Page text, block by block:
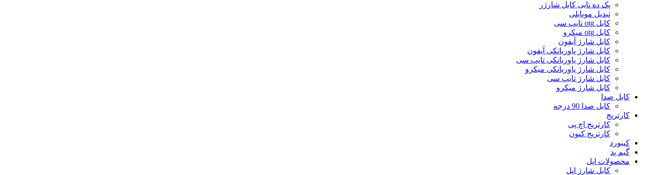
پک ده تایی کابل شارژر
تبدیل موبایلی
کابل otg تایپ سی
کابل otg میکرو
کابل شارژ آیفون
کابل شارژ پاوربانکی آیفون
کابل شارژ پاوربانکی تایپ سی
کابل شارژ پاوربانکی میکرو
کابل شارژ تایپ سی
کابل شارژ میکرو
کابل صدا
کابل صدا 90 درجه
کارتریج
کارتریج اچ پی
کارتریج کنون
کیبورد
گیم پد
محصولات اپل
کابل شارژ اپل